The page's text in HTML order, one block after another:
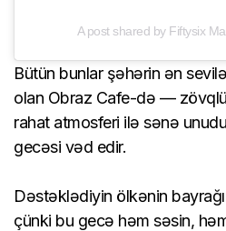
A post shared by Fiftysix
Bütün bunlar şəhərin ən
olan Obraz Cafe-də —
rahat atmosferi ilə sənə
gecəsi vəd edir.
Dəstəklədiyin ölkənin
çünki bu gecə həm səsin,